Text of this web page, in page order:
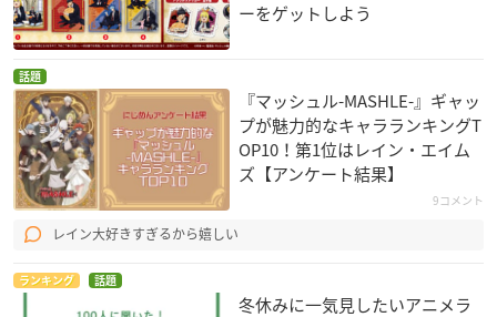
ーをゲットしよう
話題
『マッシュル-MASHLE-』ギャッ
プが魅力的なキャラランキングT
OP10！第1位はレイン・エイム
ズ【アンケート結果】
9コメント
レイン大好きすぎるから嬉しい
ランキング 話題
冬休みに一気見したいアニメラ